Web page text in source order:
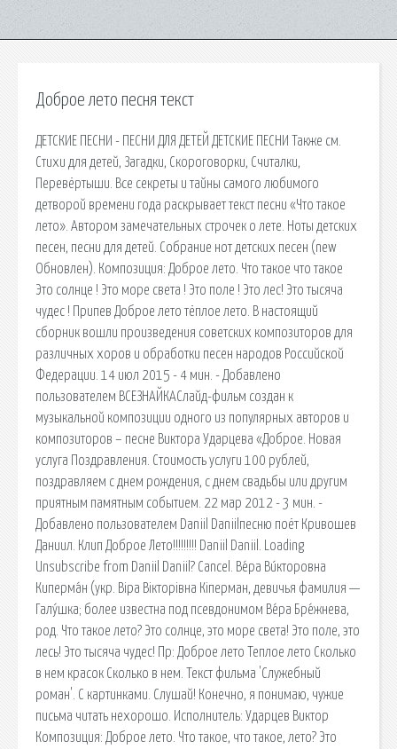
Доброе лето песня текст
ДЕТСКИЕ ПЕСНИ - ПЕСНИ ДЛЯ ДЕТЕЙ ДЕТСКИЕ ПЕСНИ Также см.
Стихи для детей, Загадки, Скороговорки, Считалки,
Перевёртыши. Все секреты и тайны самого любимого
детворой времени года раскрывает текст песни «Что такое
лето». Автором замечательных строчек о лете. Ноты детских
песен, песни для детей. Собрание нот детских песен (new
Обновлен). Композиция: Доброе лето. Что такое что такое
Это солнце ! Это море света ! Это поле ! Это лес! Это тысяча
чудес ! Припев Доброе лето тёплое лето. В настоящий
сборник вошли произведения советских композиторов для
различных хоров и обработки песен народов Российской
Федерации. 14 июл 2015 - 4 мин. - Добавлено
пользователем ВСЕЗНАЙКАСлайд-фильм создан к
музыкальной композиции одного из популярных авторов и
композиторов – песне Виктора Ударцева «Доброе. Новая
услуга Поздравления. Стоимость услуги 100 рублей,
поздравляем с днем рождения, с днем свадьбы или другим
приятным памятным событием. 22 мар 2012 - 3 мин. -
Добавлено пользователем Daniil Daniilпесню поёт Кривошев
Даниил. Клип Доброе Лето!!!!!!!!! Daniil Daniil. Loading
Unsubscribe from Daniil Daniil? Cancel. Ве́ра Ви́кторовна
Киперма́н (укр. Віра Вікторівна Кіперман, девичья фамилия —
Галу́шка; более известна под псевдонимом Ве́ра Бре́жнева,
род. Что такое лето? Это солнце, это море света! Это поле, это
лесь! Это тысяча чудес! Пр: Доброе лето Теплое лето Сколько
в нем красок Сколько в нем. Текст фильма 'Служебный
роман'. С картинками. Слушай! Конечно, я понимаю, чужие
письма читать нехорошо. Исполнитель: Ударцев Виктор
Композиция: Доброе лето. Что такое, что такое, лето? Это